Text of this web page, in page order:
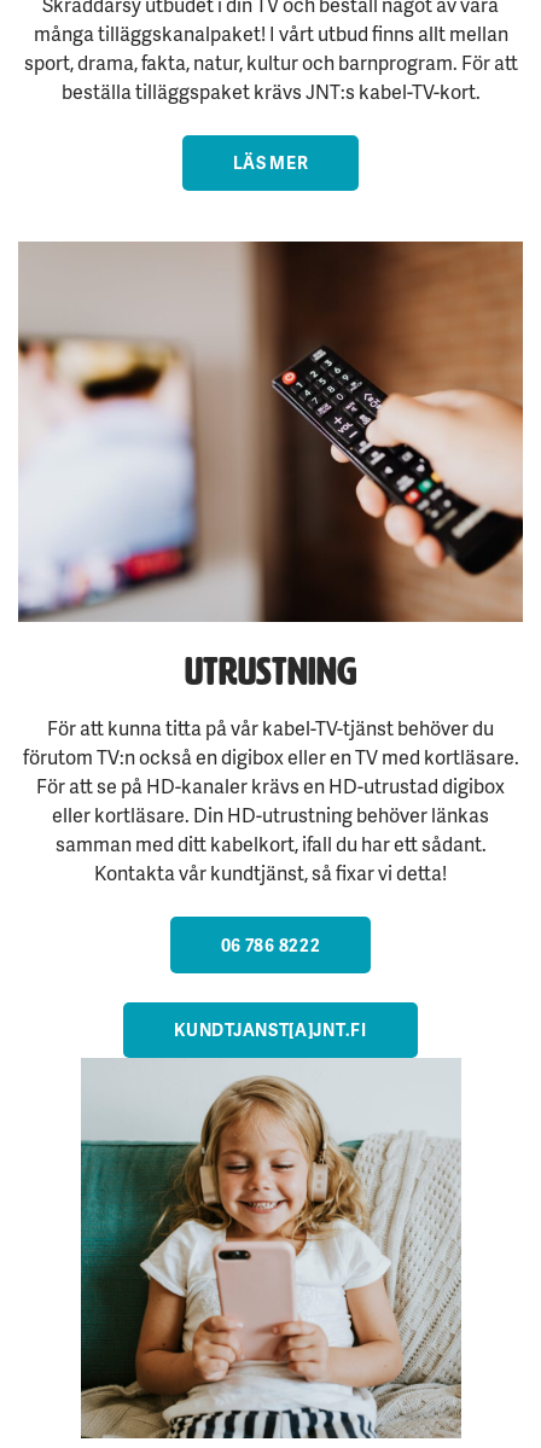
många tilläggskanalpaket! I vårt utbud finns allt mellan
sport, drama, fakta, natur, kultur och barnprogram. För att
beställa tilläggspaket krävs JNT:s kabel-TV-kort.
LÄS MER
utrustning
För att kunna titta på vår kabel-TV-tjänst behöver du
förutom TV:n också en digibox eller en TV med kortläsare.
För att se på HD-kanaler krävs en HD-utrustad digibox
eller kortläsare. Din HD-utrustning behöver länkas
samman med ditt kabelkort, ifall du har ett sådant.
Kontakta vår kundtjänst, så fixar vi detta!
06 786 8222
KUNDTJANST[A]JNT.FI